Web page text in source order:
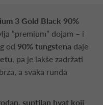
3 Gold Black 90%
“premium” dojam – i
od 90% tungstena daje
, pa je lakše zadržati
a svaka runda
suptilan hvat koji